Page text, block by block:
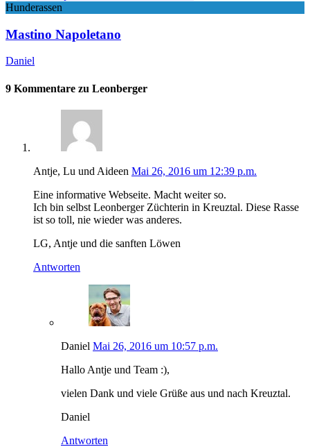
Hunderassen
Mastino Napoletano
Daniel
9 Kommentare zu Leonberger
Antje, Lu und Aideen Mai 26, 2016 um 12:39 p.m.
Eine informative Webseite. Macht weiter so.
Ich bin selbst Leonberger Züchterin in Kreuztal. Diese Rasse
ist so toll, nie wieder was anderes.
LG, Antje und die sanften Löwen
Antworten
Daniel Mai 26, 2016 um 10:57 p.m.
Hallo Antje und Team :),
vielen Dank und viele Grüße aus und nach Kreuztal.
Daniel
Antworten